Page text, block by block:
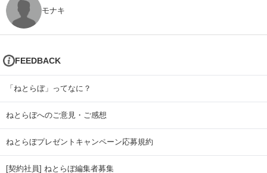
モナキ
FEEDBACK
「ねとらぼ」ってなに？
ねとらぼへのご意見・ご感想
ねとらぼプレゼントキャンペーン応募規約
[契約社員] ねとらぼ編集者募集